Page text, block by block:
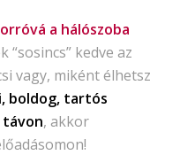
a hálószoba
“sosincs” kedve az
vagy, miként élhetsz
boldog, tartós
távon, akkor